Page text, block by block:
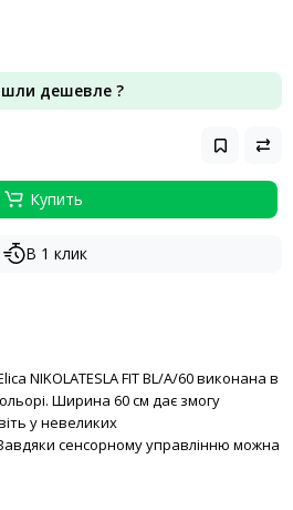
дешевле ?
Купить
В 1 клик
NIKOLATESLA FIT BL/A/60 виконана в
Ширина 60 см дає змогу
у невеликих
сенсорному управлінню можна